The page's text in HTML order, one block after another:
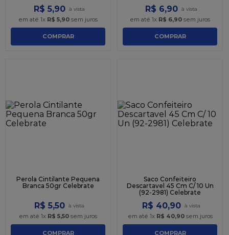
R$ 5,90
em até 1x R$ 5,90 sem juros
COMPRAR
R$ 6,90
em até 1x R$ 6,90 sem juros
COMPRAR
Perola Cintilante Pequena
Branca 50gr Celebrate
R$ 5,50
em até 1x R$ 5,50 sem juros
COMPRAR
Saco Confeiteiro
Descartavel 45 Cm C/ 10 Un
(92-2981) Celebrate
R$ 40,90
em até 1x R$ 40,90sem juros
COMPRAR